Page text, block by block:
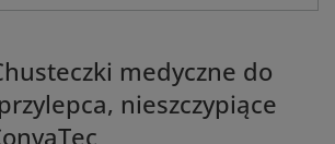
medyczne do
nieszczypiące